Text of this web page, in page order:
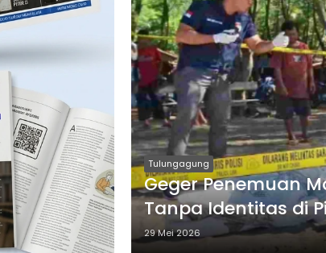
Tulungagung
Geger Penemuan
Tanpa Identitas di
29 Mei 2026